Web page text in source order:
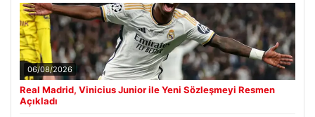
06/08/2026
Real Madrid, Vinicius Junior ile Yeni Sözleşmeyi Resmen
Açıkladı